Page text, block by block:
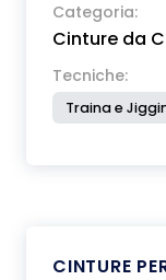
Art.130
Categoria:
Cinture da
Tecniche:
Traina e
CINTURE